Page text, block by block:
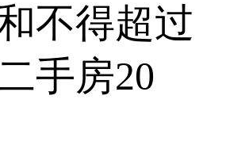
不得超过
手房20